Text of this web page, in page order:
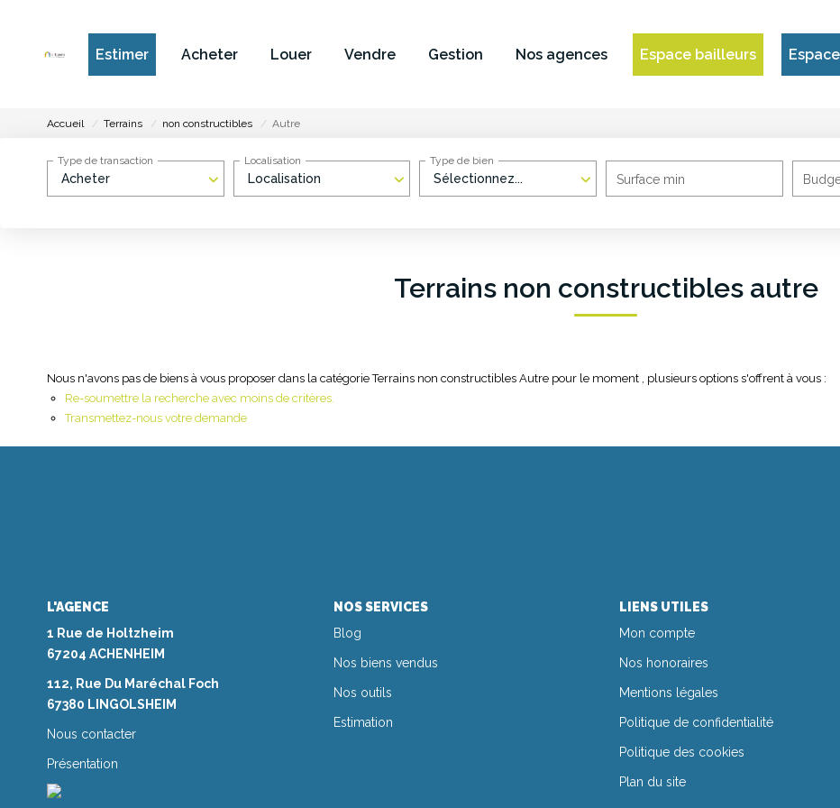
Estimer Acheter Louer Vendre Gestion Nos agences Espace bailleurs
Accueil Terrains non constructibles Autre
Acheter
Type de transaction
Localisation
Localisation
Sélectionnez...
Type de bien
Surface min
Terrains non constructibles autre
Nous n'avons pas de biens à vous proposer dans la catégorie Terrains non constructibles Autre pour le moment , plusieurs options s'offrent à vous :
Re-soumettre la recherche avec moins de critères.
Transmettez-nous votre demande
L'AGENCE
1 Rue de Holtzheim
67204 ACHENHEIM
112, Rue Du Maréchal Foch
67380 LINGOLSHEIM
Nous contacter
Présentation
NOS SERVICES
Blog
Nos biens vendus
Nos outils
Estimation
LIENS UTILES
Mon compte
Nos honoraires
Mentions légales
Politique de confidentialité
Politique des cookies
Plan du site